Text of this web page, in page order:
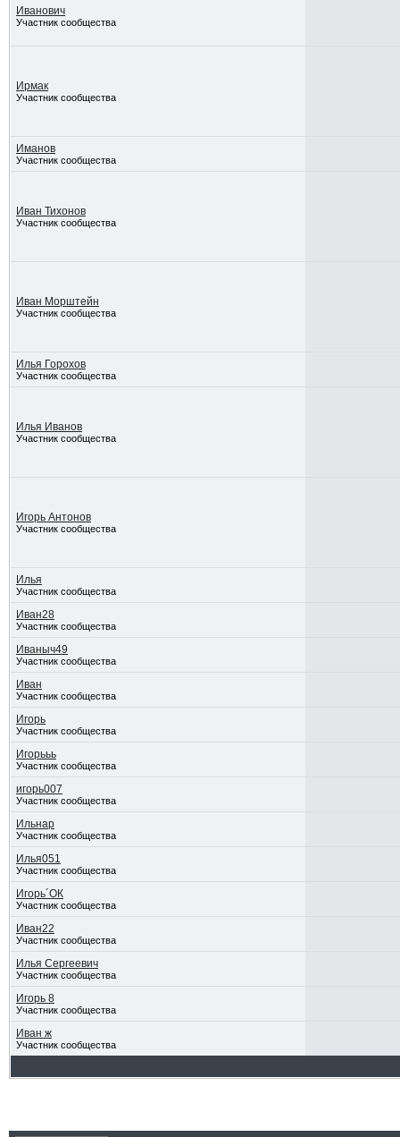
Иванович
Участник сообщества
Ирмак
Участник сообщества
Иманов
Участник сообщества
Иван Тихонов
Участник сообщества
Иван Морштейн
Участник сообщества
Илья Горохов
Участник сообщества
Илья Иванов
Участник сообщества
Игорь Антонов
Участник сообщества
Илья
Участник сообщества
Иван28
Участник сообщества
Иваныч49
Участник сообщества
Иван
Участник сообщества
Игорь
Участник сообщества
Игорььь
Участник сообщества
игорь007
Участник сообщества
Ильнар
Участник сообщества
Илья051
Участник сообщества
Игорь´ОК
Участник сообщества
Иван22
Участник сообщества
Илья Сергеевич
Участник сообщества
Игорь 8
Участник сообщества
Иван ж
Участник сообщества